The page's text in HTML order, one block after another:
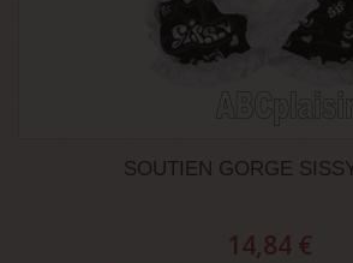
SOUTIEN GORGE
14,84 €